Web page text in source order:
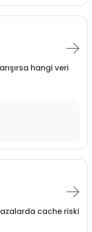
hangi veri
cache riski